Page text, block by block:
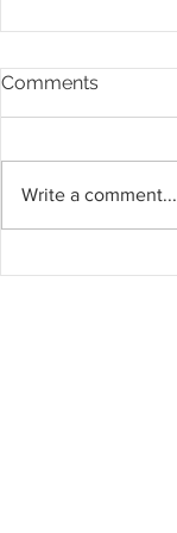
Comments
Write a comment...